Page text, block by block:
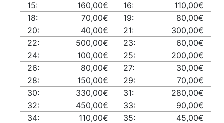
15:
160,00€ 16:
110,00€
18:
70,00€ 19:
80,00€
20:
40,00€ 21:
300,00€
22:
500,00€ 23:
60,00€
24:
100,00€ 25:
200,00€
26:
80,00€ 27:
30,00€
28:
150,00€ 29:
70,00€
30:
330,00€ 31:
280,00€
32:
450,00€ 33:
90,00€
34:
110,00€ 35:
45,00€